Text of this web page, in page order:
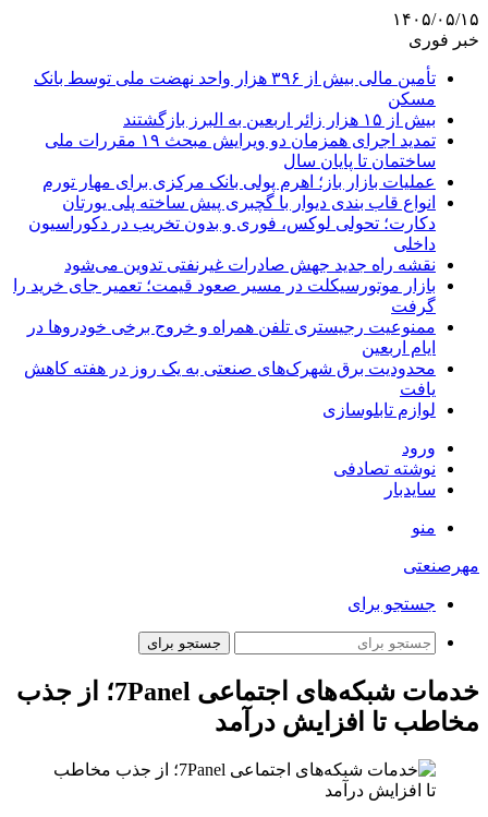
۱۴۰۵/۰۵/۱۵
خبر فوری
تأمین مالی بیش از ۳۹۶ هزار واحد نهضت ملی توسط بانک
مسکن
بیش از ۱۵ هزار زائر اربعین به البرز بازگشتند
تمدید اجرای همزمان دو ویرایش مبحث ۱۹ مقررات ملی
ساختمان تا پایان سال
عملیات بازار باز؛ اهرم پولی بانک مرکزی برای مهار تورم
انواع قاب بندی دیوار با گچبری پیش ساخته پلی یورتان
دکارت؛ تحولی لوکس، فوری و بدون تخریب در دکوراسیون
داخلی
نقشه راه جدید جهش صادرات غیرنفتی تدوین می‌شود
بازار موتورسیکلت در مسیر صعود قیمت؛ تعمیر جای خرید را
گرفت
ممنوعیت رجیستری تلفن همراه و خروج برخی خودروها در
ایام اربعین
محدودیت برق شهرک‌های صنعتی به یک روز در هفته کاهش
یافت
لوازم تابلوسازی
ورود
نوشته تصادفی
سایدبار
منو
مهرصنعتی
جستجو برای
جستجو برای
خدمات شبکه‌های اجتماعی 7Panel؛ از جذب
مخاطب تا افزایش درآمد